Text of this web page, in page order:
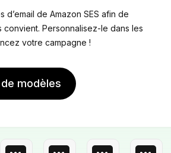
d’email de Amazon SES afin de
Personnalisez-le dans les
votre campagne !
modèles